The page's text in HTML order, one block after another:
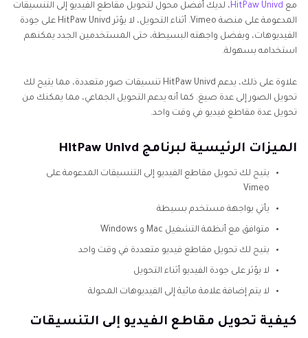
مع HitPaw Univd، لديك أفضل محول لتحويل مقاطع الفيديو إلى التنسيقات
المدعومة على منصة Vimeo. أثناء التحويل، لا يؤثر HitPaw Univd على جودة
الفيديوهات، وبفضل واجهته البسيطة، حتى المستخدمين الجدد يمكنهم
استخدامه بسهولة.
علاوة على ذلك، يدعم HitPaw Univd تنسيقات صور متعددة، مما يتيح لك
تحويل الصور إلى عدة صيغ. كما أنه يدعم التحويل الجماعي، مما يمكنك من
تحويل عدة مقاطع فيديو في وقت واحد.
الميزات الرئيسية لبرنامج HitPaw Univd
يتيح لك تحويل مقاطع الفيديو إلى التنسيقات المدعومة على
Vimeo
يأتي بواجهة مستخدم بسيطة
متوافق مع أنظمة التشغيل Mac و Windows
يتيح لك تحويل مقاطع فيديو متعددة في وقت واحد
لا يؤثر على جودة الفيديو أثناء التحويل
لا يتم إضافة علامة مائية إلى الفيديوهات المحولة
كيفية تحويل مقاطع الفيديو إلى التنسيقات